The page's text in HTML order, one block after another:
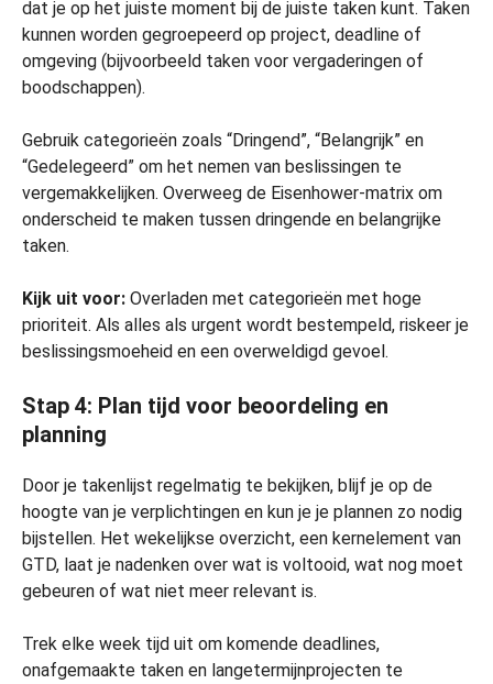
dat je op het juiste moment bij de juiste taken kunt. Taken
kunnen worden gegroepeerd op project, deadline of
omgeving (bijvoorbeeld taken voor vergaderingen of
boodschappen).
Gebruik categorieën zoals “Dringend”, “Belangrijk” en
“Gedelegeerd” om het nemen van beslissingen te
vergemakkelijken. Overweeg de Eisenhower-matrix om
onderscheid te maken tussen dringende en belangrijke
taken.
Kijk uit voor: Overladen met categorieën met hoge
prioriteit. Als alles als urgent wordt bestempeld, riskeer je
beslissingsmoeheid en een overweldigd gevoel.
Stap 4: Plan tijd voor beoordeling en
planning
Door je takenlijst regelmatig te bekijken, blijf je op de
hoogte van je verplichtingen en kun je je plannen zo nodig
bijstellen. Het wekelijkse overzicht, een kernelement van
GTD, laat je nadenken over wat is voltooid, wat nog moet
gebeuren of wat niet meer relevant is.
Trek elke week tijd uit om komende deadlines,
onafgemaakte taken en langetermijnprojecten te